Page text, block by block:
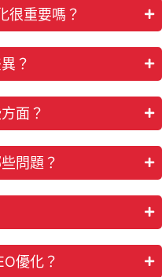
很重要嗎？
？
面？
問題？
優化？